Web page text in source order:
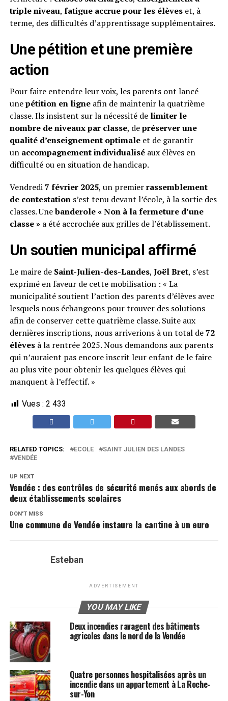
triple niveau, fatigue accrue pour les élèveset, à
terme, des difficultés d’apprentissage supplémentaires.
Une pétition et une première
action
Pour faire entendre leur voix, les parents ont lancé
unepétition en ligneafin de maintenir la quatrième
classe. Ils insistent sur la nécessité de limiter le
nombre de niveaux par classe, depréserver une
qualité d’enseignement optimaleet de garantir
un accompagnement individualiséaux élèves en
difficulté ou en situation de handicap.
Vendredi7 février 2025, un premierrassemblement
de contestations’est tenu devant l’école, à la sortie des
classes. Unebanderole « Non à la fermeture d’une
classe »a été accrochée aux grilles de l’établissement.
Un soutien municipal affirmé
Le maire de Saint-Julien-des-Landes, Joël Bret, s’est
exprimé en faveur de cette mobilisation : « La
municipalité soutient l’action des parents d’élèves avec
lesquels nous échangeons pour trouver des solutions
afin de conserver cette quatrième classe. Suite aux
dernières inscriptions, nous arriverions à un total de72
élèvesà la rentrée 2025. Nous demandons aux parents
qui n’auraient pas encore inscrit leur enfant de le faire
au plus vite pour obtenir les quelques élèves qui
manquent à l’effectif. »
Vues : 2 433
RELATED TOPICS: ECOLE
SAINT JULIEN DES LANDES
VENDÉE
UP NEXT
Vendée : des contrôles de sécurité menés aux abords de
deux établissements scolaires
DON'T MISS
Une commune de Vendée instaure la cantine à un euro
Esteban
ADVERTISEMENT
YOU MAY LIKE
Deux incendies ravagent des bâtiments
agricoles dans le nord de la Vendée
Quatre personnes hospitalisées après un
incendie dans un appartement à La Roche-
sur-Yon